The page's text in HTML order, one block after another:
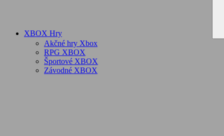
XBOX Hry
Akčné hry Xbox
RPG XBOX
Športové XBOX
Závodné XBOX